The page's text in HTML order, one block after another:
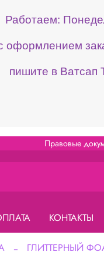
Работаем:
оформлением
пишите в Ватсап
Правовые
КОНТАКТЫ
ГЛИТТЕРНЫЙ